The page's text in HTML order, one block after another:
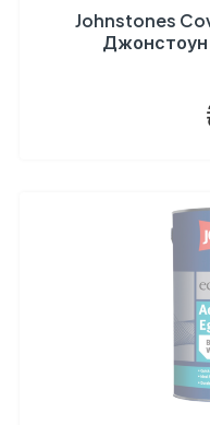
Johnstones
Джонстоун